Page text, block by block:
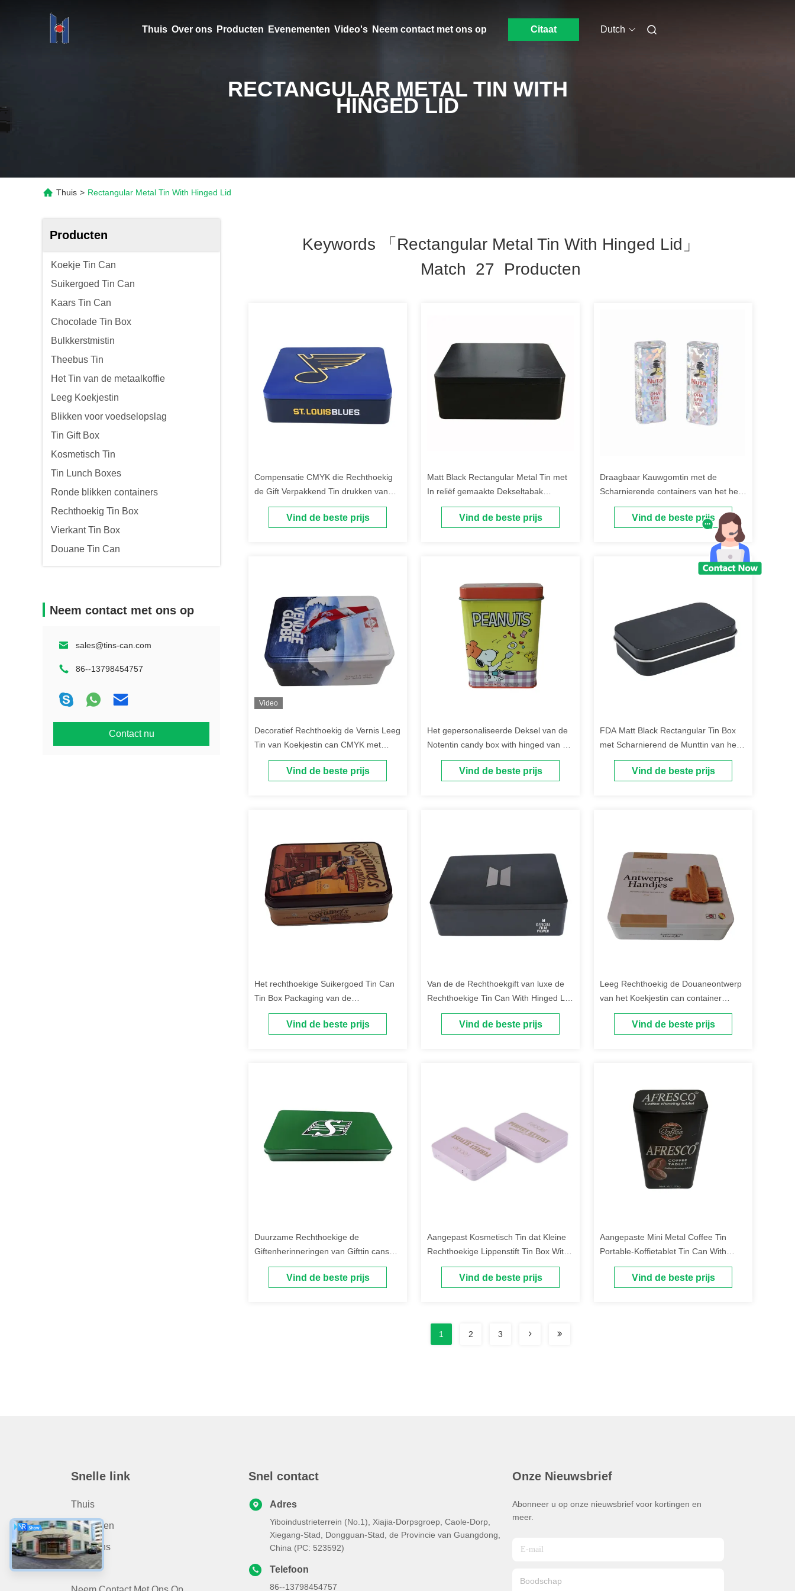
Thuis Over ons Producten Evenementen Video's Neem contact met ons op Citaat Dutch
RECTANGULAR METAL TIN WITH
HINGED LID
Thuis > Rectangular Metal Tin With Hinged Lid
Producten
Koekje Tin Can
Suikergoed Tin Can
Kaars Tin Can
Chocolade Tin Box
Bulkkerstmistin
Theebus Tin
Het Tin van de metaalkoffie
Leeg Koekjestin
Blikken voor voedselopslag
Tin Gift Box
Kosmetisch Tin
Tin Lunch Boxes
Ronde blikken containers
Rechthoekig Tin Box
Vierkant Tin Box
Douane Tin Can
Neem contact met ons op
sales@tins-can.com
86--13798454757
Contact nu
Keywords 「rectangular Metal Tin With Hinged Lid」
Match 27 Producten
Compensatie CMYK die Rechthoekig
de Gift Verpakkend Tin drukken van
Metaaltin with hinged lid promotion
Vind de beste prijs
Matt Black Rectangular Metal Tin met
In reliëf gemaakte Dekseltabak
Verpakking
Vind de beste prijs
Draagbaar Kauwgomtin met de
Scharnierende containers van het het
voedseltin van de Deksellucht strakke
Vind de beste prijs
Video
Decoratief Rechthoekig de Vernis Leeg
Tin van Koekjestin can CMYK met
Scharnierend Deksel
Vind de beste prijs
Het gepersonaliseerde Deksel van de
Notentin candy box with hinged van de
Voedselrang voor Noten Verpakking
Vind de beste prijs
FDA Matt Black Rectangular Tin Box
met Scharnierend de Munttin van het
Dekselmetaal
Vind de beste prijs
Het rechthoekige Suikergoed Tin Can
Tin Box Packaging van de
Karamelnoga met Scharnierend
Vind de beste prijs
Van de de Rechthoekgift van luxe de
Rechthoekige Tin Can With Hinged Lid
Doos Matt Varnish
Vind de beste prijs
Leeg Rechthoekig de Douaneontwerp
van het Koekjestin can container
packaging with Scharnierend Deksel
Vind de beste prijs
Duurzame Rechthoekige de
Giftenherinneringen van Gifttin cans
with hinged lid
Vind de beste prijs
Aangepast Kosmetisch Tin dat Kleine
Rechthoekige Lippenstift Tin Box With
Hinged Lid verpakken
Vind de beste prijs
Aangepaste Mini Metal Coffee Tin
Portable-Koffietablet Tin Can With
Hinged Lid
Vind de beste prijs
1 2 3
Snelle link
Thuis
Producten
Over Ons
Video
Snel contact
Adres
Yiboindustrieterrein (No.1), Xiajia-Dorpsgroep, Caole-Dorp,
Xiegang-Stad, Dongguan-Stad, de Provincie van Guangdong,
China (PC: 523592)
Telefoon
86--13798454757
Onze Nieuwsbrief
Abonneer u op onze nieuwsbrief voor kortingen en
meer.